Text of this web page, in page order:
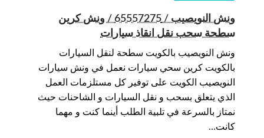
ونش النويصيب / 65557275 / ونش كرين
سطحة سحب نقل انقاذ سيارات
ونش النويصيب بالكويت سطحة لنقل السيارات
بالكويت كرين سحي سيارات نعمل في ونش سيارات
النويصيب الكويت على توفير كل مستلزمات العمل
الذي يتعلق بسحب و نقل السيارات و الشاحنات حيث
نمتاز بالسرعة في تلبية الطلب أينما كنت و مهما
كانت…